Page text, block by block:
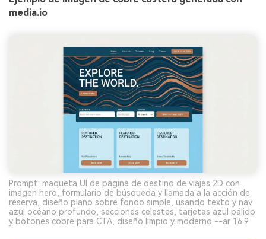
media.io
Prompt: maqueta UI de página de destino de viajes 2D con
imagen hero, formulario de búsqueda y llamada a la acción de
reserva, diseño plano sobre fondo simple, usando texto y nav
azul océano profundo, secciones celestes, tarjetas azul pálido
y botones cobre para CTA, diseño limpio y moderno --ar 16:9
ilimitadas. 100 %
Empieza Gratis→